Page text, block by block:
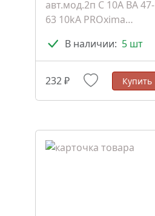
авт.мод.2п C 10A BA 47-
63 10kA PROxima
В наличии: 5 шт
232 ₽ Купить